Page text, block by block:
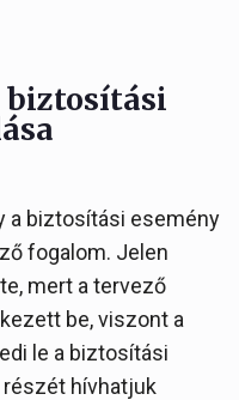
biztosítási
a biztosítási esemény
fogalom. Jelen
mert a tervező
be, viszont a
le a biztosítási
részét hívhatjuk